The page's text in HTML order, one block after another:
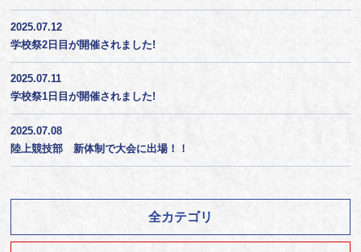
2025.07.12
学校祭2日目が開催されました!
2025.07.11
学校祭1日目が開催されました!
2025.07.08
陸上競技部 新体制で大会に出場！！
全カテゴリ